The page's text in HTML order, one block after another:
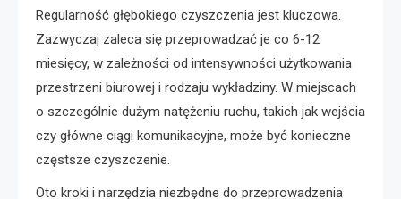
Regularność głębokiego czyszczenia jest kluczowa.
Zazwyczaj zaleca się przeprowadzać je co 6-12
miesięcy, w zależności od intensywności użytkowania
przestrzeni biurowej i rodzaju wykładziny. W miejscach
o szczególnie dużym natężeniu ruchu, takich jak wejścia
czy główne ciągi komunikacyjne, może być konieczne
częstsze czyszczenie.
Oto kroki i narzędzia niezbędne do przeprowadzenia